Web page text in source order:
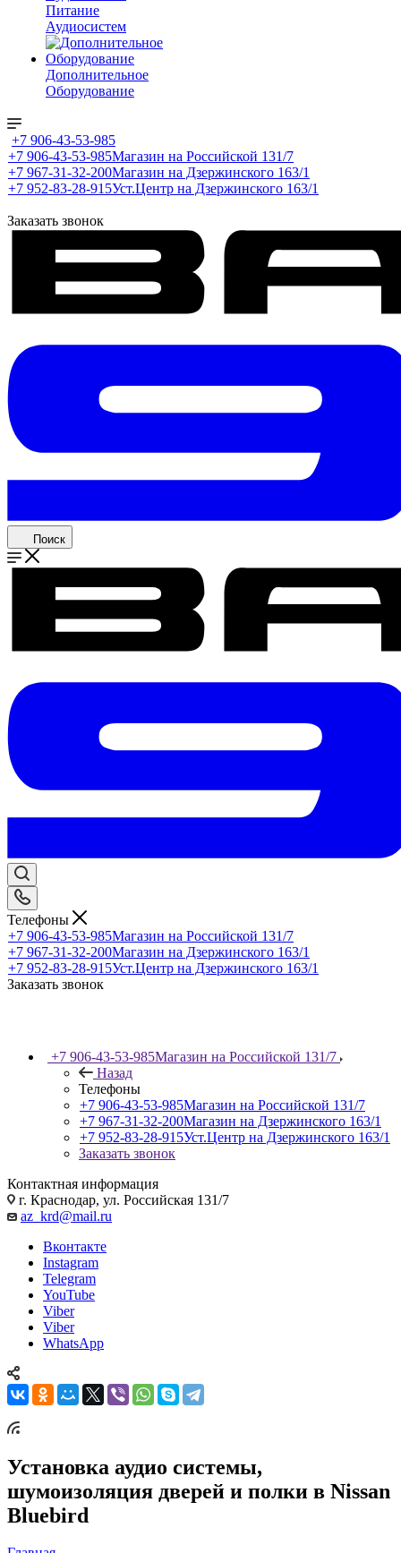
Питание
Аудиосистем
Дополнительное
Оборудование
+7 906-43-53-985
+7 906-43-53-985Магазин на Российской 131/7
+7 967-31-32-200Магазин на Дзержинского 163/1
+7 952-83-28-915Уст.Центр на Дзержинского 163/1
Заказать звонок
Поиск
Телефоны
+7 906-43-53-985Магазин на Российской 131/7
+7 967-31-32-200Магазин на Дзержинского 163/1
+7 952-83-28-915Уст.Центр на Дзержинского 163/1
Заказать звонок
+7 906-43-53-985Магазин на Российской 131/7
Назад
Телефоны
+7 906-43-53-985Магазин на Российской 131/7
+7 967-31-32-200Магазин на Дзержинского 163/1
+7 952-83-28-915Уст.Центр на Дзержинского 163/1
Заказать звонок
Контактная информация
г. Краснодар, ул. Российская 131/7
az_krd@mail.ru
Вконтакте
Instagram
Telegram
YouTube
Viber
Viber
WhatsApp
Установка аудио системы,
шумоизоляция дверей и полки в Nissan
Bluebird